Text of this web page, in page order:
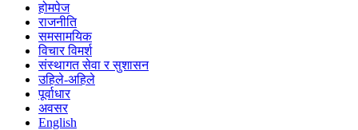
होमपेज
राजनीति
समसामयिक
विचार विमर्श
संस्थागत सेवा र सुशासन
उहिले-अहिले
पूर्वाधार
अवसर
English